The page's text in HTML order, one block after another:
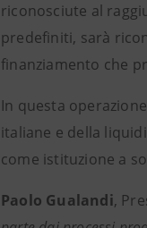
riconosciute al
predefiniti, sarà
finanziamento che
In questa
italiane e della
come istituzione a
Paolo Gualandi,